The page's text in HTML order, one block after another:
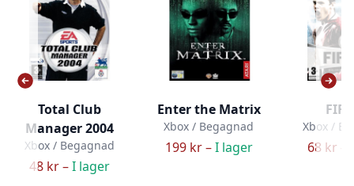
Total Club
Manager 2004
Xbox / Begagnad
48 kr –I lager
Enter the Matrix
Xbox / Begagnad
199 kr –I lager
Xbox /
68 kr –